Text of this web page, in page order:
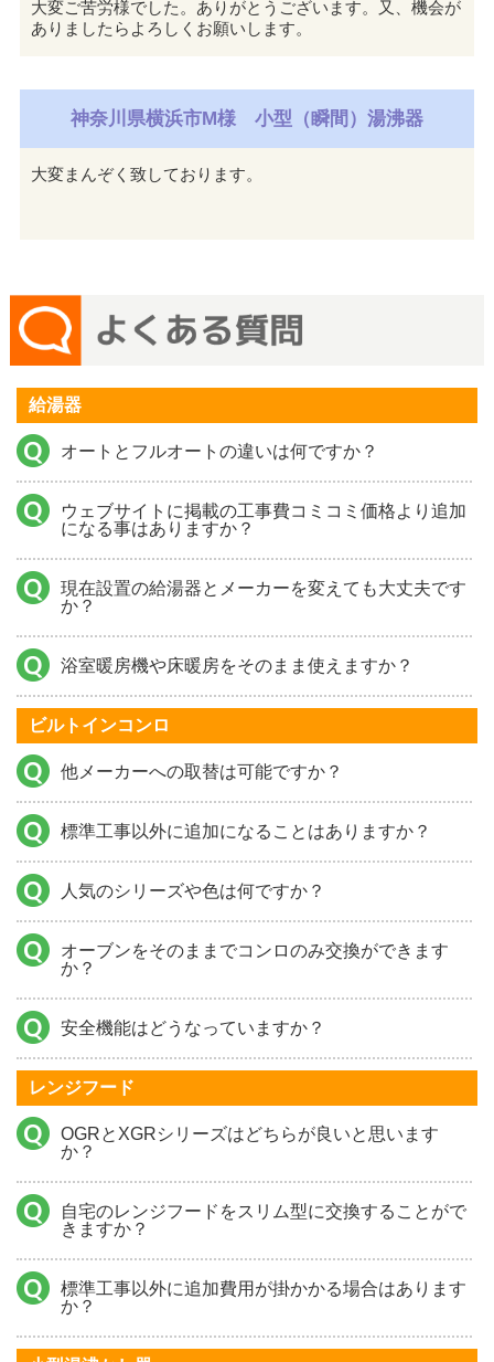
大変ご苦労様でした。ありがとうございます。又、機会が
ありましたらよろしくお願いします。
神奈川県横浜市M様 小型（瞬間）湯沸器
大変まんぞく致しております。
給湯器
オートとフルオートの違いは何ですか？
ウェブサイトに掲載の工事費コミコミ価格より追加
になる事はありますか？
現在設置の給湯器とメーカーを変えても大丈夫です
か？
浴室暖房機や床暖房をそのまま使えますか？
ビルトインコンロ
他メーカーへの取替は可能ですか？
標準工事以外に追加になることはありますか？
人気のシリーズや色は何ですか？
オーブンをそのままでコンロのみ交換ができます
か？
安全機能はどうなっていますか？
レンジフード
OGRとXGRシリーズはどちらが良いと思います
か？
自宅のレンジフードをスリム型に交換することがで
きますか？
標準工事以外に追加費用が掛かかる場合はあります
か？